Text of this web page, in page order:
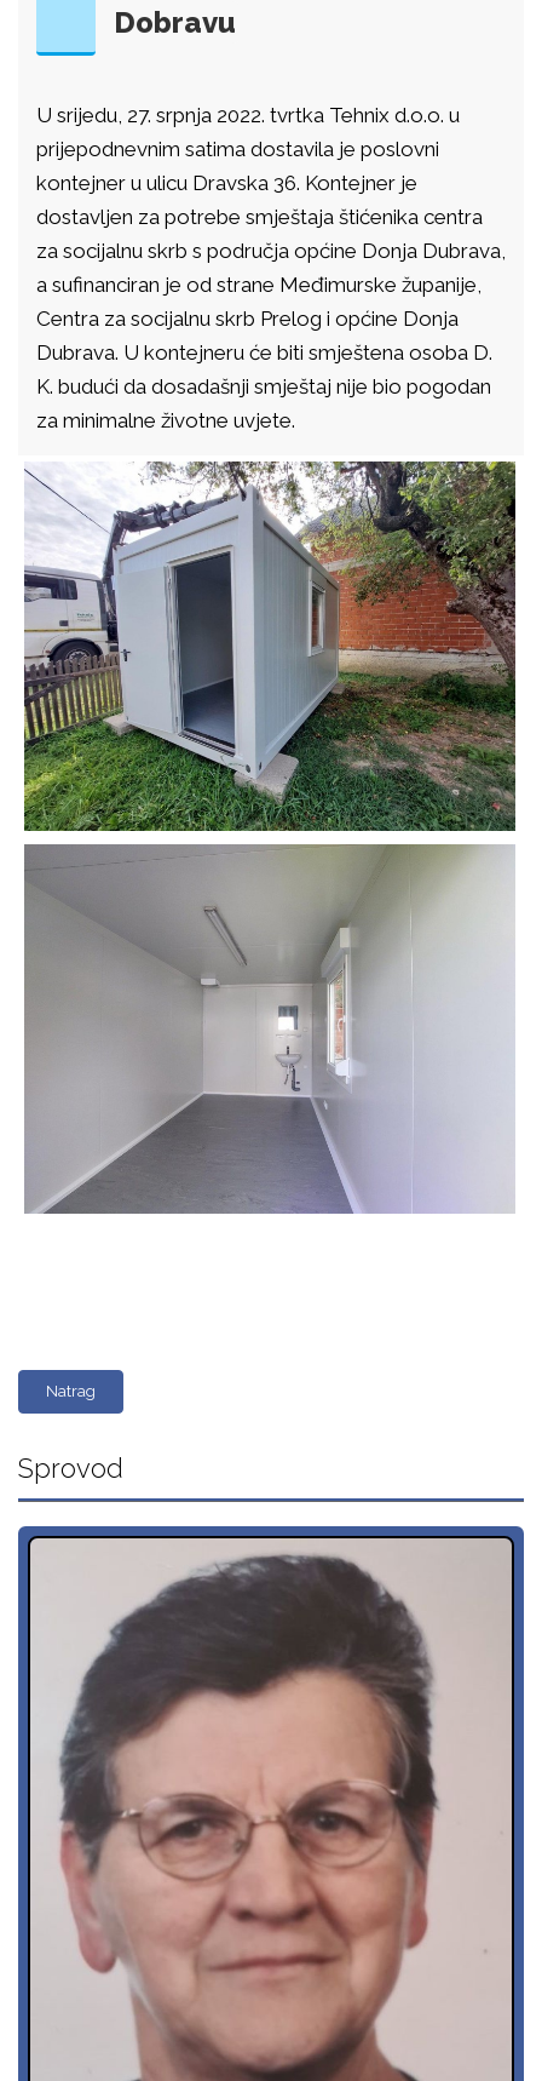
Dobravu
U srijedu, 27. srpnja 2022. tvrtka Tehnix d.o.o. u
prijepodnevnim satima dostavila je poslovni
kontejner u ulicu Dravska 36. Kontejner je
dostavljen za potrebe smještaja štićenika centra
za socijalnu skrb s područja općine Donja Dubrava,
a sufinanciran je od strane Međimurske županije,
Centra za socijalnu skrb Prelog i općine Donja
Dubrava. U kontejneru će biti smještena osoba D.
K. budući da dosadašnji smještaj nije bio pogodan
za minimalne životne uvjete.
Natrag
Sprovod